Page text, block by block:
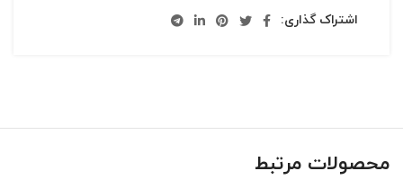
اشتراک گذاری:
محصولات مرتبط